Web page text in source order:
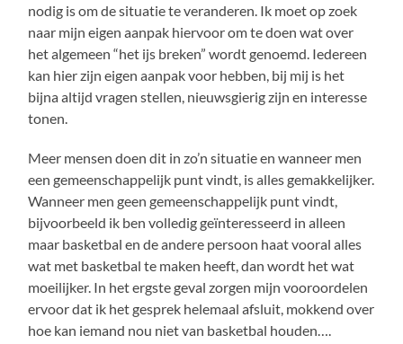
nodig is om de situatie te veranderen. Ik moet op zoek
naar mijn eigen aanpak hiervoor om te doen wat over
het algemeen “het ijs breken” wordt genoemd. Iedereen
kan hier zijn eigen aanpak voor hebben, bij mij is het
bijna altijd vragen stellen, nieuwsgierig zijn en interesse
tonen.
Meer mensen doen dit in zo’n situatie en wanneer men
een gemeenschappelijk punt vindt, is alles gemakkelijker.
Wanneer men geen gemeenschappelijk punt vindt,
bijvoorbeeld ik ben volledig geïnteresseerd in alleen
maar basketbal en de andere persoon haat vooral alles
wat met basketbal te maken heeft, dan wordt het wat
moeilijker. In het ergste geval zorgen mijn vooroordelen
ervoor dat ik het gesprek helemaal afsluit, mokkend over
hoe kan iemand nou niet van basketbal houden….